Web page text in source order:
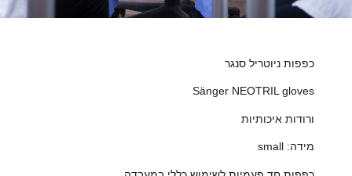
כפפות ניוטריל סנגר
Sänger NEOTRIL gloves
ורודות איכותיות
מידה: small